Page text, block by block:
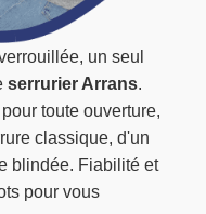
un seul
serrurier Arrans.
toute ouverture,
classique, d'un
blindée. Fiabilité et
pour vous